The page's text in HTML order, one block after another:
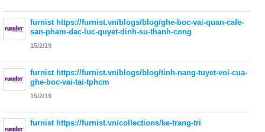
furnist https://furnist.vn/blogs/blog/ghe-boc-vai-quan-cafe-
san-pham-dac-luc-quyet-dinh-su-thanh-cong
15/2/19
furnist https://furnist.vn/blogs/blog/tinh-nang-tuyet-voi-cua-
ghe-boc-vai-tai-tphcm
15/2/19
furnist https://furnist.vn/collections/ke-trang-tri